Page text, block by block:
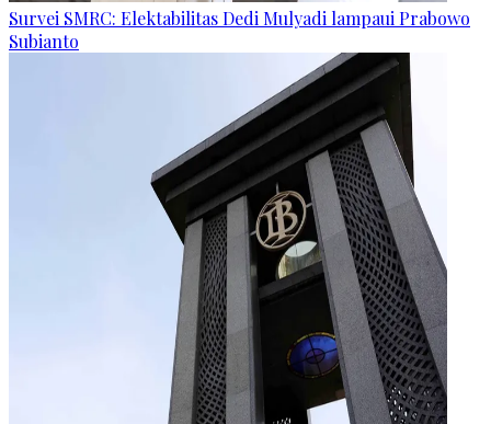
Survei SMRC: Elektabilitas Dedi Mulyadi lampaui Prabowo
Subianto